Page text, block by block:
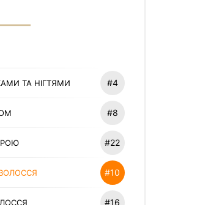
ТА НІГТЯМИ #4
#8
#22
#10
#16